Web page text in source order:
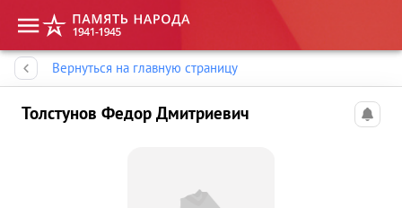
Вернуться на главную страницу
Толстунов Федор Дмитриевич
Память народа